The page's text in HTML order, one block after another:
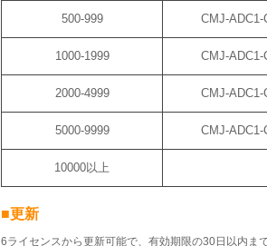
500-999 CMJ-ADC1-
1000-1999 CMJ-ADC1-
2000-4999 CMJ-ADC1-
5000-9999 CMJ-ADC1-
10000以上
■更新
6ライセンスから更新可能で、有効期限の30日以内ま